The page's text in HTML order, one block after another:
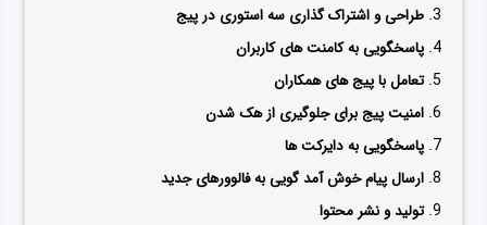
طراحی و اشتراک گذاری سه استوری در پیج
پاسخگویی به کامنت های کاربران
تعامل با پیج های همکاران
امنیت پیج برای جلوگیری از هک شدن
پاسخگویی به دایرکت ها
ارسال پیام خوش آمد گویی به فالوورهای جدید
تولید و نشر محتوا